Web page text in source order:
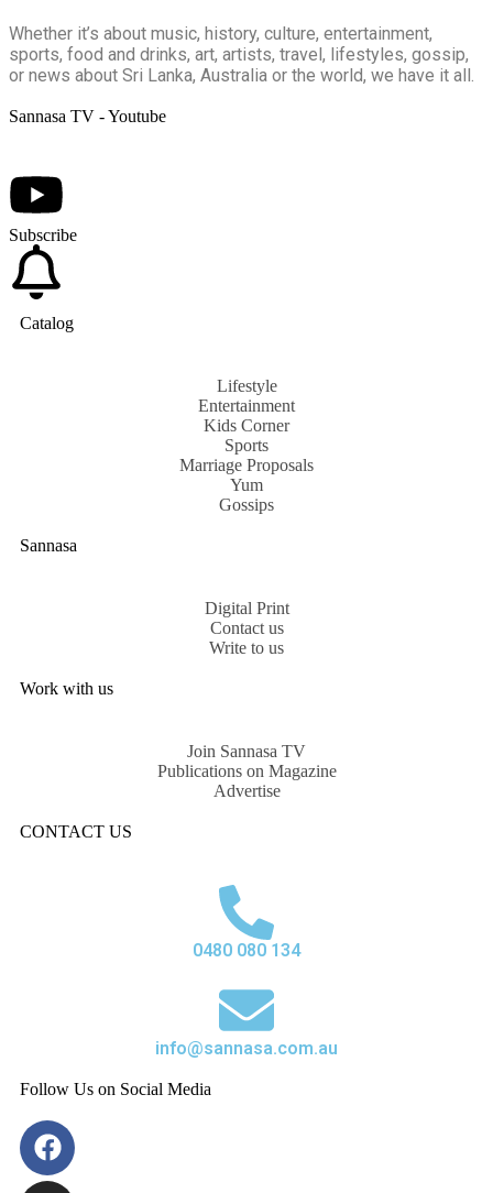
Whether it’s about music, history, culture, entertainment,
sports, food and drinks, art, artists, travel, lifestyles, gossip,
or news about Sri Lanka, Australia or the world, we have it all.
Sannasa TV - Youtube
Subscribe
Catalog
Lifestyle
Entertainment
Kids Corner
Sports
Marriage Proposals
Yum
Gossips
Sannasa
Digital Print
Contact us
Write to us
Work with us
Join Sannasa TV
Publications on Magazine
Advertise
CONTACT US
0480 080 134
info@sannasa.com.au
Follow Us on Social Media